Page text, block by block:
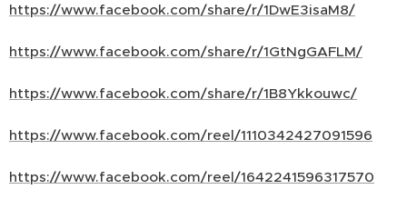
https://www.facebook.com/share/r/1DwE3isaM8/
https://www.facebook.com/share/r/1GtNgGAFLM/
https://www.facebook.com/share/r/1B8Ykkouwc/
https://www.facebook.com/reel/1110342427091596
https://www.facebook.com/reel/1642241596317570